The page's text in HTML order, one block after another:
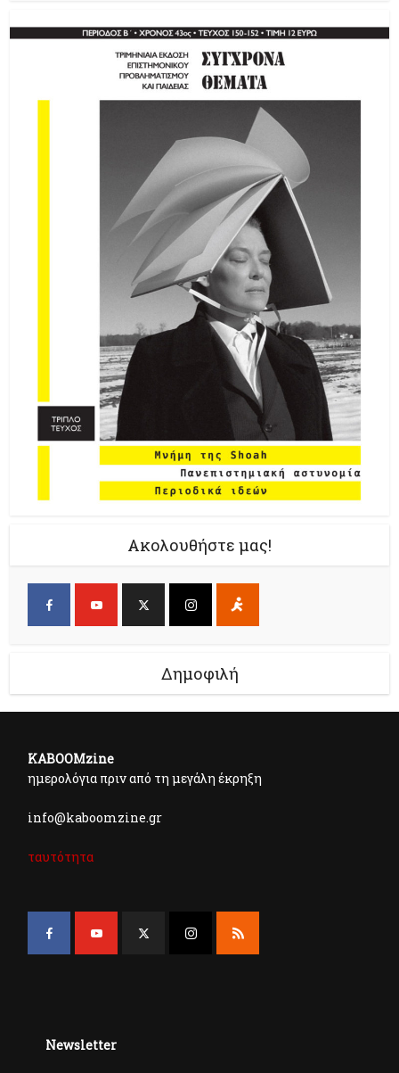
Ακολουθήστε μας!
Δημοφιλή
KABOOMzine
ημερολόγια πριν από τη μεγάλη έκρηξη
info@kaboomzine.gr
ταυτότητα
Newsletter